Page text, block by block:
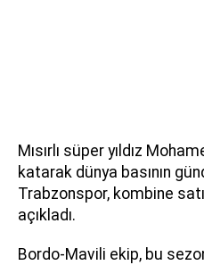
Mısırlı süper yıldız
katarak dünya basının
Trabzonspor, kombine
açıkladı.
Bordo-Mavili ekip, bu